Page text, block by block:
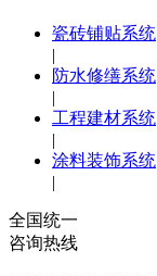
瓷砖铺贴系统
|
防水修缮系统
|
工程建材系统
|
涂料装饰系统
|
全国统一
咨询热线